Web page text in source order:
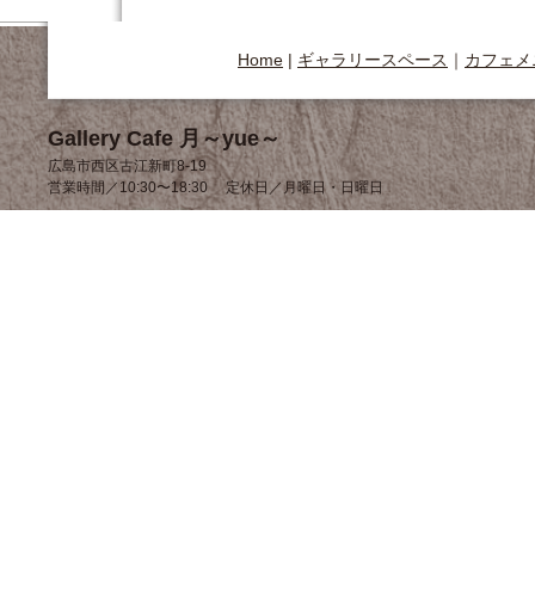
Home | ギャラリースペース ｜ カフェ
Gallery Cafe 月～yue～
広島市西区古江新町8-19
営業時間／10:30〜18:30 定休日／月曜日・日曜日